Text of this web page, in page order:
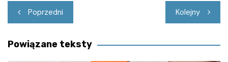
Nawigacja
wpisu
Poprzedni Kolejny
Powiązane teksty